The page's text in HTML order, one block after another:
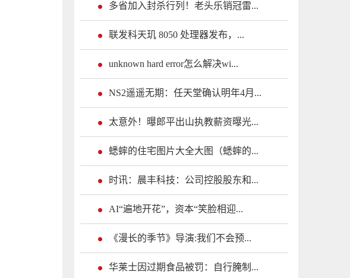
多省加入封杀行列！老头乐销冠雷...
联发科天玑 8050 处理器发布，...
unknown hard error怎么解决wi...
NS2遥遥无期：任天堂确认明年4月...
太意外！曝郎平出山执教薪资曝光...
蟋蟀的住宅图片大全大图（蟋蟀的...
时讯：晨丰科技：公司控股股东和...
AI“遍地开花”，资本“笑脸相迎...
《漫长的季节》导演:我们不会预...
华莱士因过期食品被罚：自行腌制...